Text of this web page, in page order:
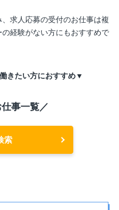
求人応募の受付のお仕事は複
経験がない方にもおすすめで
きたい方におすすめ▼
事一覧／
索